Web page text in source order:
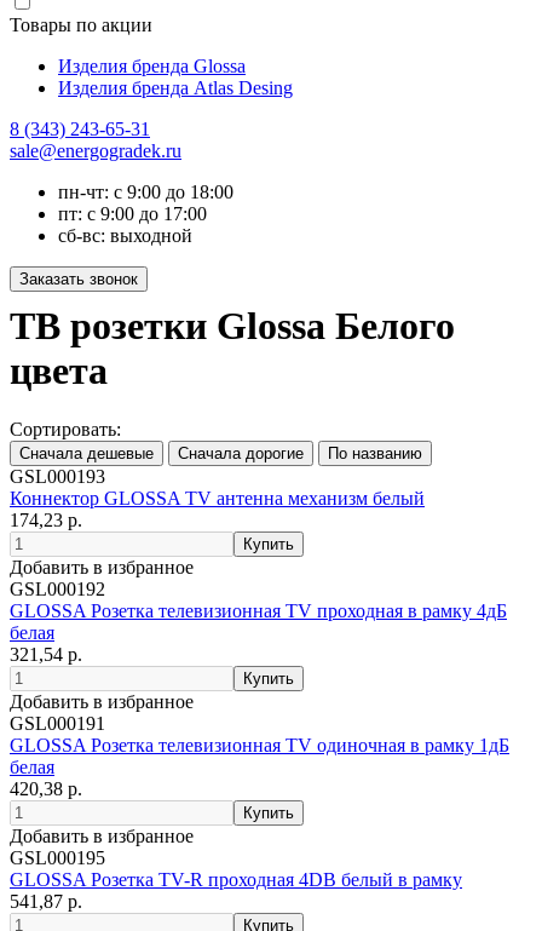
Товары по акции
Изделия бренда Glossa
Изделия бренда Atlas Desing
8 (343) 243-65-31
sale@energogradek.ru
пн-чт: с 9:00 до 18:00
пт: с 9:00 до 17:00
сб-вс: выходной
ТВ розетки Glossa Белого
цвета
Сортировать:
GSL000193
Коннектор GLOSSA TV антенна механизм белый
174,23 р.
Добавить в избранное
GSL000192
GLOSSA Розетка телевизионная TV проходная в рамку 4дБ
белая
321,54 р.
Добавить в избранное
GSL000191
GLOSSA Розетка телевизионная TV одиночная в рамку 1дБ
белая
420,38 р.
Добавить в избранное
GSL000195
GLOSSA Розетка TV-R проходная 4DB белый в рамку
541,87 р.